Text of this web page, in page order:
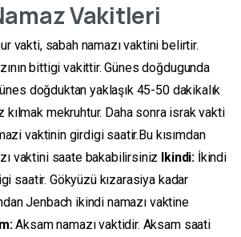
Vakitleri
vakti, sabah namazı vaktini belirtir.
bittigi vakittir. Günes doğdugunda
doğduktan yaklaşık 45-50 dakikalık
kılmak mekruhtur. Daha sonra israk vakti
vaktinin girdigi saatir.Bu kısımdan
vaktini saate bakabilirsiniz Ikindi: İkindi
saatir. Gökyüzü kızarasiya kadar
Jenbach ikindi namazı vaktine
Aksam namazı vaktidir. Aksam saati